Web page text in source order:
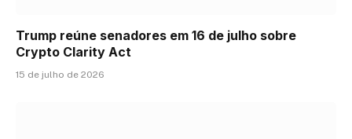
Trump reúne senadores em 16 de julho sobre
Crypto Clarity Act
15 de julho de 2026